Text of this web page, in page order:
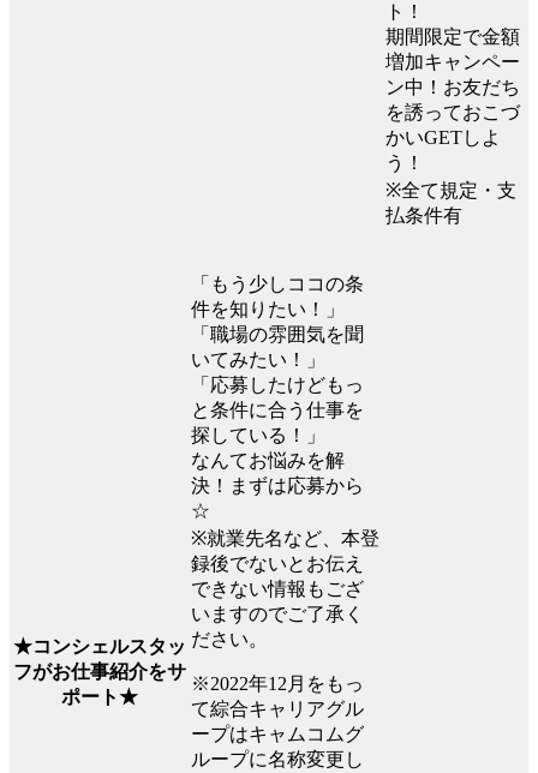
ト！
期間限定で金額
増加キャンペー
ン中！お友だち
を誘っておこづ
かいGETしよ
う！
※全て規定・支
払条件有
★コンシェルスタッ
フがお仕事紹介をサ
ポート★
「もう少しココの条
件を知りたい！」
「職場の雰囲気を聞
いてみたい！」
「応募したけどもっ
と条件に合う仕事を
探している！」
なんてお悩みを解
決！まずは応募から
☆
※就業先名など、本登
録後でないとお伝え
できない情報もござ
いますのでご了承く
ださい。
※2022年12月をもっ
て綜合キャリアグル
ープはキャムコムグ
ループに名称変更し